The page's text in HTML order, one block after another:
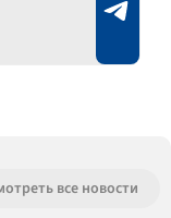
все новости